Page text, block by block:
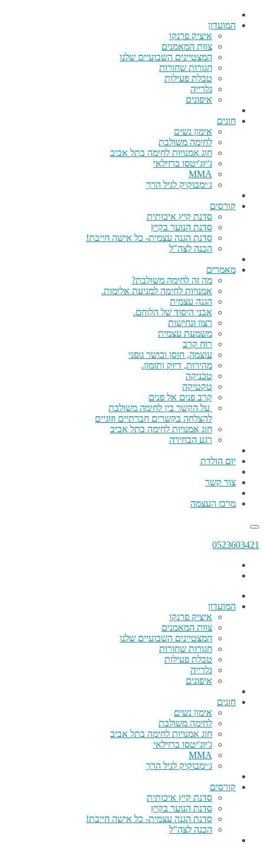
המועדון
איציק פרנקו
צוות המאמנים
המצטיינים השבועיים שלנו
חגורות שחורות
טבלת פעילות
גלרייה
איפונים
חוגים
אימון נשים
לחימה משולבת
חוג אמנויות לחימה בתל אביב
ג'יוג'יטסו ברזילאי
MMA
ג׳ימבוקיק לגיל הרך
קורסים
סדנת קיץ איכותית
סדנת הנוער בקיץ
סדנת הגנה עצמית- כל אישה חייבת!
הכנה לצה"ל
מאמרים
מה זה לחימה משולבת?
אמנויות לחימה למניעת אלימות.
הגנה עצמית
אבני היסוד של הלוחם.
רצון ונחישות
משמעת עצמית
רוח קרב
עוצמה, חוסן וכושר גופני
מהירות, דיוק ותזמון.
טכניקה
טקטיקה
קרב פנים אל פנים
על הקשר בין לחימה משולבת
להצלחה בקשרים חברתיים וזוגיים
חוג אמנויות לחימה בתל אביב
רגע הבחירה
יום הולדת
צור קשר
מרכז העצמה
0523603421
המועדון
איציק פרנקו
צוות המאמנים
המצטיינים השבועיים שלנו
חגורות שחורות
טבלת פעילות
גלרייה
איפונים
חוגים
אימון נשים
לחימה משולבת
חוג אמנויות לחימה בתל אביב
ג'יוג'יטסו ברזילאי
MMA
ג׳ימבוקיק לגיל הרך
קורסים
סדנת קיץ איכותית
סדנת הנוער בקיץ
סדנת הגנה עצמית- כל אישה חייבת!
הכנה לצה"ל